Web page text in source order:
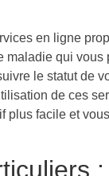
en ligne
maladie qui vous
le statut de
de ces
plus facile et
: